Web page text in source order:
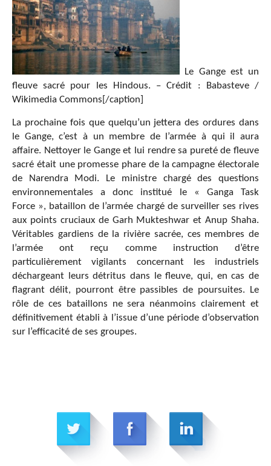
Le Gange est un
fleuve sacré pour les Hindous. – Crédit : Babasteve /
Wikimedia Commons[/caption]
La prochaine fois que quelqu’un jettera des ordures dans
le Gange, c’est à un membre de l’armée à qui il aura
affaire. Nettoyer le Gange et lui rendre sa pureté de fleuve
sacré était une promesse phare de la campagne électorale
de Narendra Modi. Le ministre chargé des questions
environnementales a donc institué le « Ganga Task
Force », bataillon de l’armée chargé de surveiller ses rives
aux points cruciaux de Garh Mukteshwar et Anup Shaha.
Véritables gardiens de la rivière sacrée, ces membres de
l’armée ont reçu comme instruction d’être
particulièrement vigilants concernant les industriels
déchargeant leurs détritus dans le fleuve, qui, en cas de
flagrant délit, pourront être passibles de poursuites. Le
rôle de ces bataillons ne sera néanmoins clairement et
définitivement établi à l’issue d’une période d’observation
sur l’efficacité de ses groupes.